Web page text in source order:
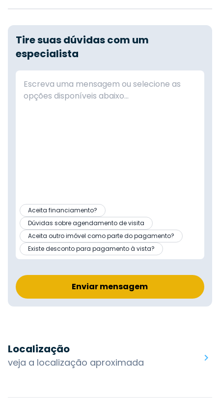
Tire suas dúvidas com um
especialista
Aceita financiamento?
Dúvidas sobre agendamento de visita
Aceita outro imóvel como parte do pagamento?
Existe desconto para pagamento à vista?
Enviar mensagem
Localização
veja a localização aproximada